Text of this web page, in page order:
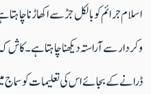
اسلام جرائم کو بالکل جڑسے اکھاڑنا
وکردارسے آراستہ دیکھنا چاہتا ہے۔ کاش
ڈرانے کے بجائے اس کی تعلیمات